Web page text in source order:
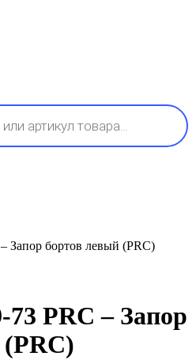
Запор бортов левый (PRC)
73 PRC – Запор